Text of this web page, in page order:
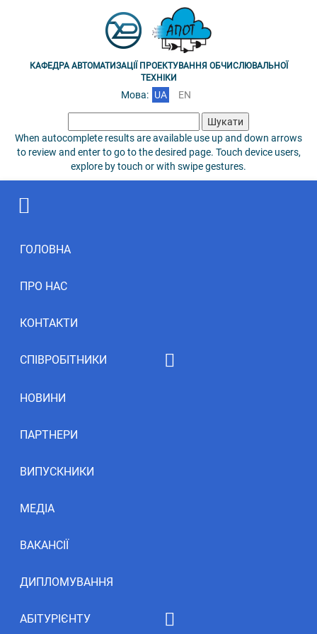
КАФЕДРА АВТОМАТИЗАЦІЇ ПРОЕКТУВАННЯ ОБЧИСЛЮВАЛЬНОЇ
ТЕХНІКИ
Мова: UA EN
When autocomplete results are available use up and down arrows
to review and enter to go to the desired page. Touch device users,
explore by touch or with swipe gestures.
ГОЛОВНА
ПРО НАС
КОНТАКТИ
СПІВРОБІТНИКИ
НОВИНИ
ПАРТНЕРИ
ВИПУСКНИКИ
МЕДІА
ВАКАНСІЇ
ДИПЛОМУВАННЯ
АБІТУРІЄНТУ